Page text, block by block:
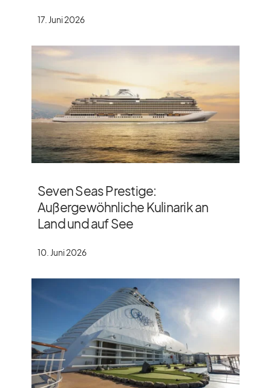
17. Juni 2026
Seven Seas Prestige:
Außergewöhnliche Kulinarik an
Land und auf See
10. Juni 2026